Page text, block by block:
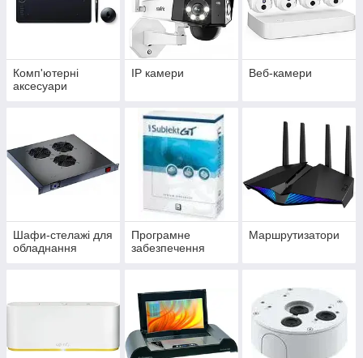
Комп'ютерні
аксесуари
IP камери Веб-камери
Шафи-стелажі для
обладнання
Програмне
забезпечення
Маршрутизатори